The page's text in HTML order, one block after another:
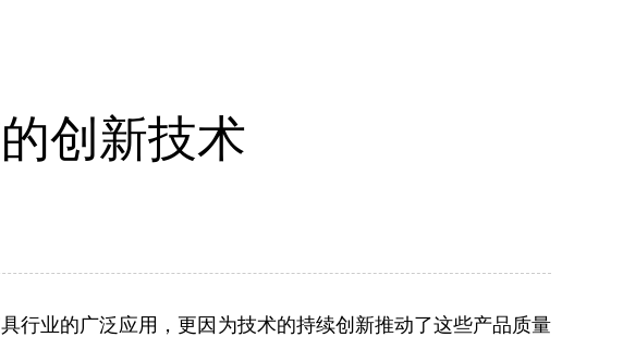
创新技术
行业的广泛应用，更因为技术的持续创新推动了这些产品质量